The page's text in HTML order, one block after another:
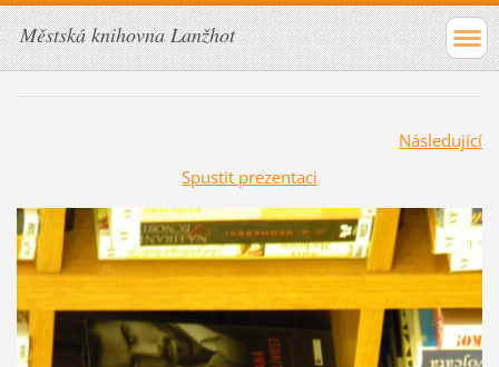
Městská knihovna Lanžhot
Následující
Spustit prezentaci